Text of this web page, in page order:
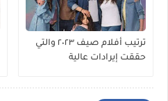
ترتيب أفلام صيف ٢٠٢٣ والتي
حققت إيرادات عالية